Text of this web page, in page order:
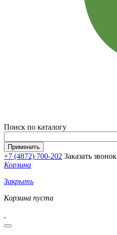
Поиск по каталогу
+7 (4872) 700-202 Заказать звонок
Корзина
Закрыть
Корзина пуста